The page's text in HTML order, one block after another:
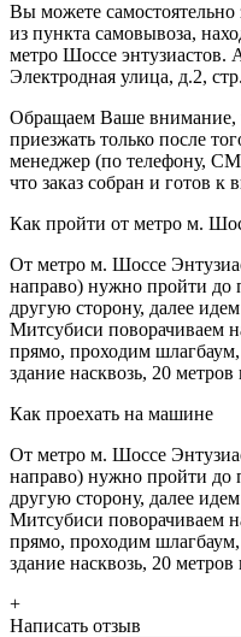
Вы можете самостоятельно
из пункта самовывоза,
метро Шоссе энтузиастов.
Электродная улица, д.2,
Обращаем Ваше внимание,
приезжать только после
менеджер (по телефону,
что заказ собран и готов к
Как пройти от метро м.
От метро м. Шоссе
направо) нужно пройти до
другую сторону, далее
Митсубиси поворачиваем
прямо, проходим
здание насквозь, 20
Как проехать на машине
От метро м. Шоссе
направо) нужно пройти до
другую сторону, далее
Митсубиси поворачиваем
прямо, проходим
здание насквозь, 20
+
Написать отзыв